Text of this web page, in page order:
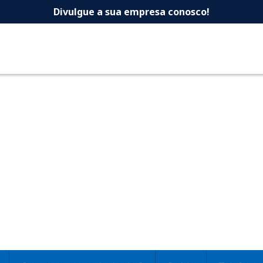
-Dicas
Divulgue a sua empresa conosco!